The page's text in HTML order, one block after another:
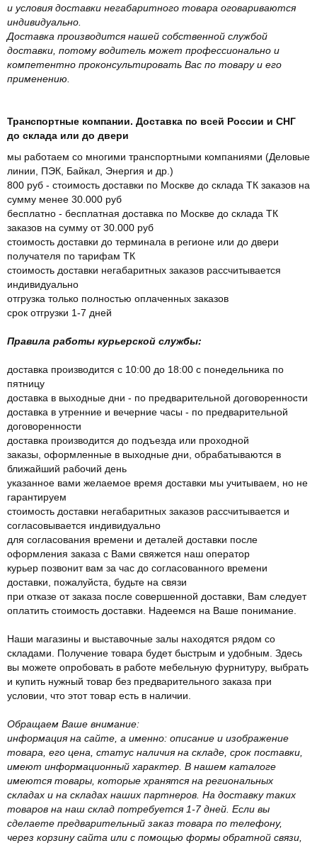
и условия доставки негабаритного товара оговариваются
индивидуально.
Доставка производится нашей собственной службой
доставки, потому водитель может профессионально и
компетентно проконсультировать Вас по товару и его
применению.
Транспортные компании. Доставка по всей России и СНГ
до склада или до двери
мы работаем со многими транспортными компаниями (Деловые
линии, ПЭК, Байкал, Энергия и др.)
800 руб - стоимость доставки по Москве до склада ТК заказов на
сумму менее 30.000 руб
бесплатно - бесплатная доставка по Москве до склада ТК
заказов на сумму от 30.000 руб
стоимость доставки до терминала в регионе или до двери
получателя по тарифам ТК
стоимость доставки негабаритных заказов рассчитывается
индивидуально
отгрузка только полностью оплаченных заказов
срок отгрузки 1-7 дней
Правила работы курьерской службы:
доставка производится с 10:00 до 18:00 с понедельника по
пятницу
доставка в выходные дни - по предварительной договоренности
доставка в утренние и вечерние часы - по предварительной
договоренности
доставка производится до подъезда или проходной
заказы, оформленные в выходные дни, обрабатываются в
ближайший рабочий день
указанное вами желаемое время доставки мы учитываем, но не
гарантируем
стоимость доставки негабаритных заказов рассчитывается и
согласовывается индивидуально
для согласования времени и деталей доставки после
оформления заказа с Вами свяжется наш оператор
курьер позвонит вам за час до согласованного времени
доставки, пожалуйста, будьте на связи
при отказе от заказа после совершенной доставки, Вам следует
оплатить стоимость доставки. Надеемся на Ваше понимание.
Наши магазины и выставочные залы находятся рядом со
складами. Получение товара будет быстрым и удобным. Здесь
вы можете опробовать в работе мебельную фурнитуру, выбрать
и купить нужный товар без предварительного заказа при
условии, что этот товар есть в наличии.
Обращаем Ваше внимание:
информация на сайте, а именно: описание и изображение
товара, его цена, статус наличия на складе, срок поставки,
имеют информационный характер. В нашем каталоге
имеются товары, которые хранятся на региональных
складах и на складах наших партнеров. На доставку таких
товаров на наш склад потребуется 1-7 дней. Если вы
сделаете предварительный заказ товара по телефону,
через корзину сайта или с помощью формы обратной связи,